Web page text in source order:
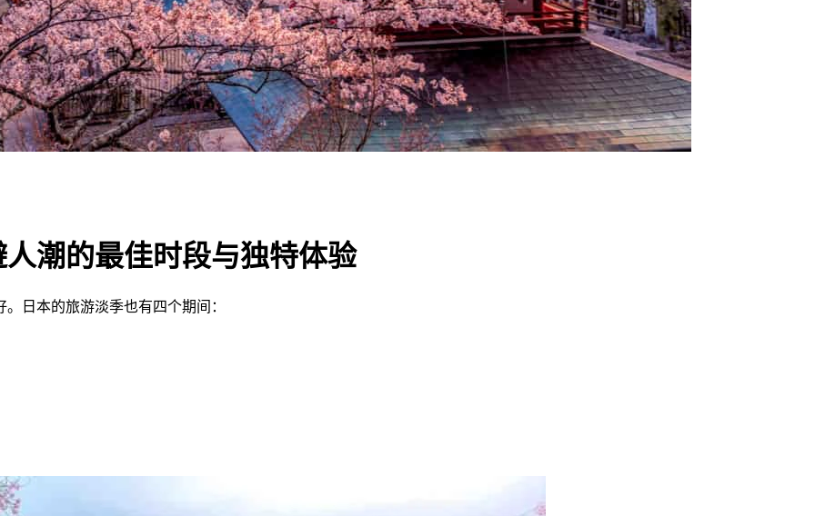
潮的最佳时段与独特体验
日本的旅游淡季也有四个期间：